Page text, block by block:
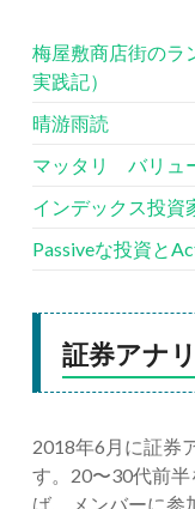
梅屋敷商店街のラ
実践記）
晴游雨読
マッタリ バリュ
インデックス投資
Passiveな投資と
証券アナ
2018年6月に証券
す。20〜30代前
ば、メンバーに参